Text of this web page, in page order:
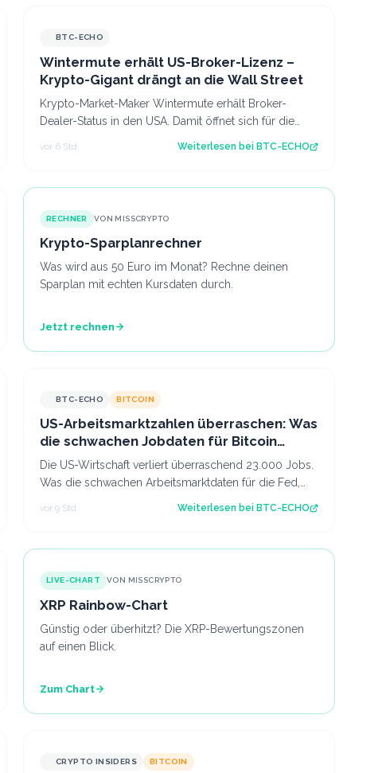
BTC-ECHO
Wintermute erhält US-Broker-Lizenz –
Krypto-Gigant drängt an die Wall Street
Krypto-Market-Maker Wintermute erhält Broker-
Dealer-Status in den USA. Damit öffnet sich für die
vor 6 Std. Weiterlesen bei BTC-ECHO
RECHNER VON MISSCRYPTO
Krypto-Sparplanrechner
Was wird aus 50 Euro im Monat? Rechne deinen
Sparplan mit echten Kursdaten durch.
Jetzt rechnen
BTC-ECHO BITCOIN
US-Arbeitsmarktzahlen überraschen: Was
die schwachen Jobdaten für Bitcoin
bedeuten
Die US-Wirtschaft verliert überraschend 23.000 Jobs.
Was die schwachen Arbeitsmarktdaten für die Fed,
Bitcoin und den Krypto-Markt bedeuten.…
vor 9 Std. Weiterlesen bei BTC-ECHO
LIVE-CHART VON MISSCRYPTO
XRP Rainbow-Chart
Günstig oder überhitzt? Die XRP-Bewertungszonen
auf einen Blick.
Zum Chart
CRYPTO INSIDERS BITCOIN